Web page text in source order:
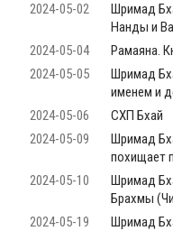
2024-05-02
Шримад
Нанды и
2024-05-04
Рамаяна.
2024-05-05
Шримад
именем и
2024-05-06
СХП Бхай
2024-05-09
Шримад
похищает
2024-05-10
Шримад
Брахмы
2024-05-19
Шримад